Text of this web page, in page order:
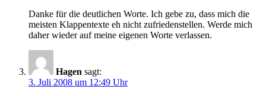
Danke für die deutlichen Worte. Ich gebe zu, dass mich die
meisten Klappentexte eh nicht zufriedenstellen. Werde mich
daher wieder auf meine eigenen Worte verlassen.
Hagen sagt:
3. Juli 2008 um 12:49 Uhr